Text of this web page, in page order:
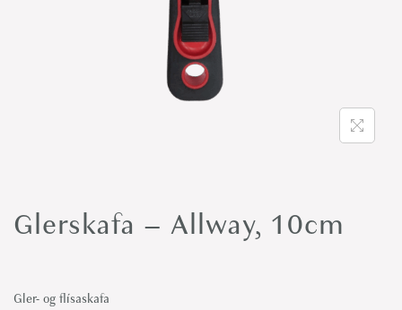
Glerskafa – Allway, 10cm
Gler- og flísaskafa